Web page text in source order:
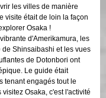
les villes de manière
visite était de loin la façon
Osaka !
d'Amerikamura, les
de Shinsaibashi et les vues
de Dotonbori ont
Le guide était
tenant engagés tout le
visitez Osaka, c'est l'activité